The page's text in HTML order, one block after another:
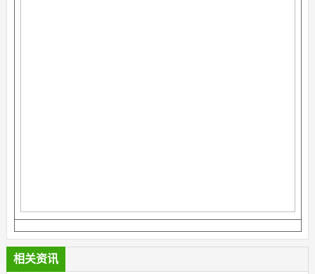
相关资讯